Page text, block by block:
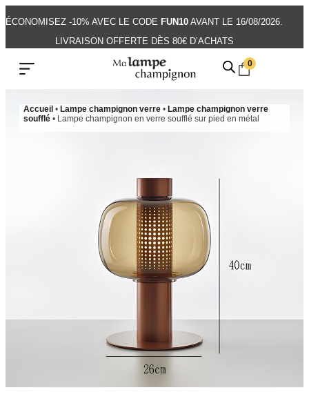
ÉCONOMISEZ -10% AVEC LE CODE FUN10 AVANT LE 16/08/2026.
LIVRAISON OFFERTE DÈS 80€ D’ACHATS
0
Accueil • Lampe champignon verre • Lampe champignon verre
soufflé • Lampe champignon en verre soufflé sur pied en métal